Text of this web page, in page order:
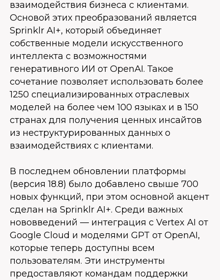
взаимодействия бизнеса с клиентами.
Основой этих преобразований является
Sprinklr AI+, который объединяет
собственные модели искусственного
интеллекта с возможностями
генеративного ИИ от OpenAI. Такое
сочетание позволяет использовать более
1250 специализированных отраслевых
моделей на более чем 100 языках и в 150
странах для получения ценных инсайтов
из неструктурированных данных о
взаимодействиях с клиентами.
В последнем обновлении платформы
(версия 18.8) было добавлено свыше 700
новых функций, при этом основной акцент
сделан на Sprinklr AI+. Среди важных
нововведений — интеграция с Vertex AI от
Google Cloud и моделями GPT от OpenAI,
которые теперь доступны всем
пользователям. Эти инструменты
предоставляют командам поддержки